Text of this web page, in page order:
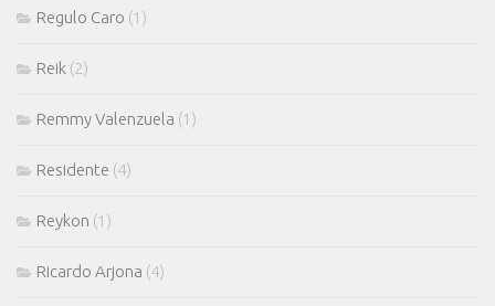
Regulo Caro (1)
Reik (2)
Remmy Valenzuela (1)
Residente (4)
Reykon (1)
Ricardo Arjona (4)